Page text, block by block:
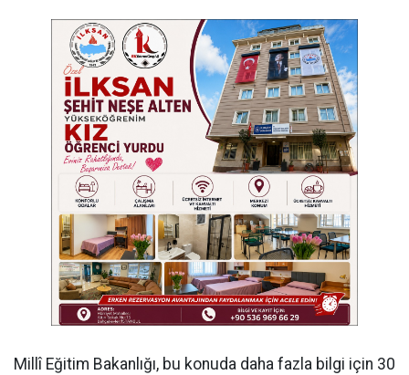
Millî Eğitim Bakanlığı, bu konuda daha fazla bilgi için 30